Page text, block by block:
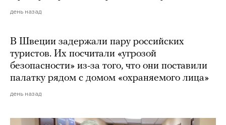
день назад
В Швеции задержали пару российских
туристов. Их посчитали «угрозой
безопасности» из-за того, что они поставили
палатку рядом с домом «охраняемого лица»
день назад